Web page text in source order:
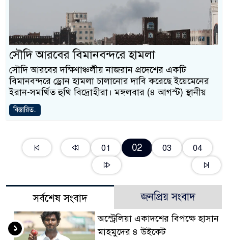
সৌদি আরবের বিমানবন্দরে হামলা
সৌদি আরবের দক্ষিণাঞ্চলীয় নাজরান প্রদেশের একটি
বিমানবন্দরে ড্রোন হামলা চালানোর দাবি করেছে ইয়েমেনের
ইরান-সমর্থিত হুথি বিদ্রোহীরা। মঙ্গলবার (৪ আগস্ট) স্থানীয়
বিস্তারিত..
01 02 03 04
সর্বশেষ সংবাদ জনপ্রিয় সংবাদ
অস্ট্রেলিয়া একাদশের বিপক্ষে হাসান
মাহমুদের ৪ উইকেট
১